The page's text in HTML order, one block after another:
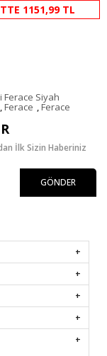
1151,99 TL
Ferace Siyah
Ferace Ferace
İlk Sizin Haberiniz
GÖNDER